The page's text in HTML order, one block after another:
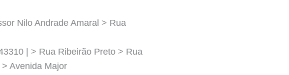
Nilo Andrade Amaral > Rua
| > Rua Ribeirão Preto > Rua
Avenida Major